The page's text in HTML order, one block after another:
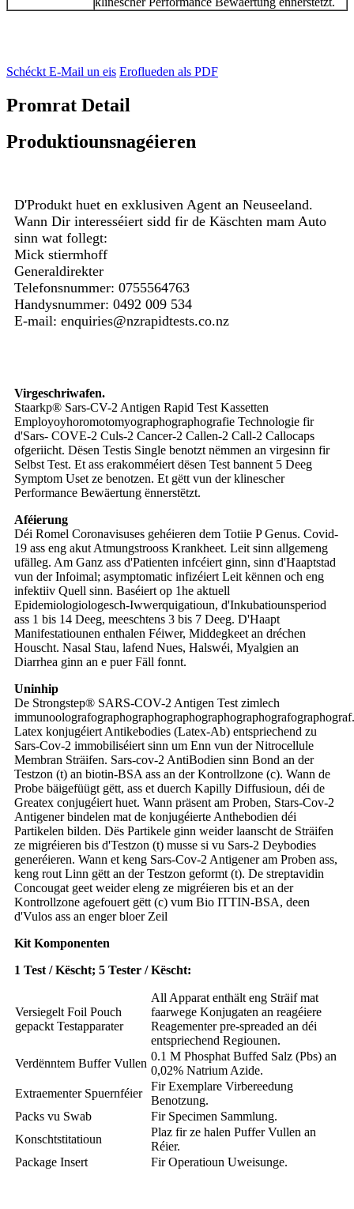
Schéckt E-Mail un eis Eroflueden als PDF
Promrat Detail
Produktiounsnagéieren
D'Produkt huet en exklusiven Agent an Neuseeland.
Wann Dir interesséiert sidd fir de Käschten mam Auto
sinn wat follegt:
Mick stiermhoff
Generaldirekter
Telefonsnummer: 0755564763
Handysnummer: 0492 009 534
E-mail: enquiries@nzrapidtests.co.nz
Virgeschriwafen.
Staarkp® Sars-CV-2 Antigen Rapid Test Kassetten
Employoyhoromotomyographographografie Technologie fir
d'Sars- COVE-2 Culs-2 Cancer-2 Callen-2 Call-2 Callocaps
ofgeriicht. Dësen Testis Single benotzt nëmmen an virgesinn fir
Selbst Test. Et ass erakomméiert dësen Test bannent 5 Deeg
Symptom Uset ze benotzen. Et gëtt vun der klinescher
Performance Bewäertung ënnerstëtzt.
Aféierung
Déi Romel Coronavisuses gehéieren dem Totiie P Genus. Covid-
19 ass eng akut Atmungstrooss Krankheet. Leit sinn allgemeng
ufälleg. Am Ganz ass d'Patienten infcéiert ginn, sinn d'Haaptstad
vun der Infoimal; asymptomatic infizéiert Leit kënnen och eng
infektiiv Quell sinn. Baséiert op 1he aktuell
Epidemiologiologesch-Iwwerquigatioun, d'Inkubatiounsperiod
ass 1 bis 14 Deeg, meeschtens 3 bis 7 Deeg. D'Haapt
Manifestatiounen enthalen Féiwer, Middegkeet an dréchen
Houscht. Nasal Stau, lafend Nues, Halswéi, Myalgien an
Diarrhea ginn an e puer Fäll fonnt.
Uninhip
De Strongstep® SARS-COV-2 Antigen Test zimlech
immunoolografographographographographographografographograf.
Latex konjugéiert Antikebodies (Latex-Ab) entspriechend zu
Sars-Cov-2 immobiliséiert sinn um Enn vun der Nitrocellule
Membran Sträifen. Sars-cov-2 AntiBodien sinn Bond an der
Testzon (t) an biotin-BSA ass an der Kontrollzone (c). Wann de
Probe bäigefüügt gëtt, ass et duerch Kapilly Diffusioun, déi de
Greatex conjugéiert huet. Wann präsent am Proben, Stars-Cov-2
Antigener bindelen mat de konjugéierte Anthebodien déi
Partikelen bilden. Dës Partikele ginn weider laanscht de Sträifen
ze migréieren bis d'Testzon (t) musse si vu Sars-2 Deybodies
generéieren. Wann et keng Sars-Cov-2 Antigener am Proben ass,
keng rout Linn gëtt an der Testzon geformt (t). De streptavidin
Concougat geet weider eleng ze migréieren bis et an der
Kontrollzone agefouert gëtt (c) vum Bio ITTIN-BSA, deen
d'Vulos ass an enger bloer Zeil
Kit Komponenten
1 Test / Këscht; 5 Tester / Këscht:
Versiegelt Foil Pouch
gepackt Testapparater
All Apparat enthält eng Sträif mat
faarwege Konjugaten an reagéiere
Reagementer pre-spreaded an déi
entspriechend Regiounen.
Verdënntem Buffer Vullen
0.1 M Phosphat Buffed Salz (Pbs) an
0,02% Natrium Azide.
Extraementer Spuernféier
Fir Exemplare Virbereedung
Benotzung.
Packs vu Swab
Fir Specimen Sammlung.
Konschtstitatioun
Plaz fir ze halen Puffer Vullen an
Réier.
Package Insert
Fir Operatioun Uweisunge.